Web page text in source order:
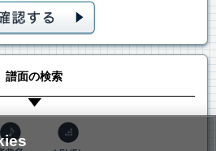
譜面の検索